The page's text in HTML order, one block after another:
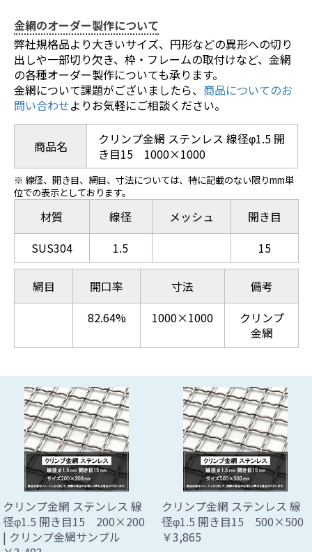
金網のオーダー製作について
弊社規格品より大きいサイズ、円形などの異形への切り
出しや一部切り欠き、枠・フレームの取付けなど、金網
の各種オーダー製作についても承ります。
金網について課題がございましたら、 商品についてのお
問い合わせよりお気軽にご相談ください。
商品名
クリンプ金網 ステンレス 線径φ1.5 開
き目15 1000×1000
※ 線径、開き目、網目、寸法については、特に記載のない限りmm単
位での表示としております。
材質
SUS304
線径
1.5
メッシュ
開き目
15
網目
開口率
82.64%
寸法
1000×1000
備考
クリンプ
金網
クリンプ金網 ステンレス 線
径φ1.5 開き目15 200×200
| クリンプ金網サンプル
クリンプ金網 ステンレス 線
径φ1.5 開き目15 500×500
￥3,865